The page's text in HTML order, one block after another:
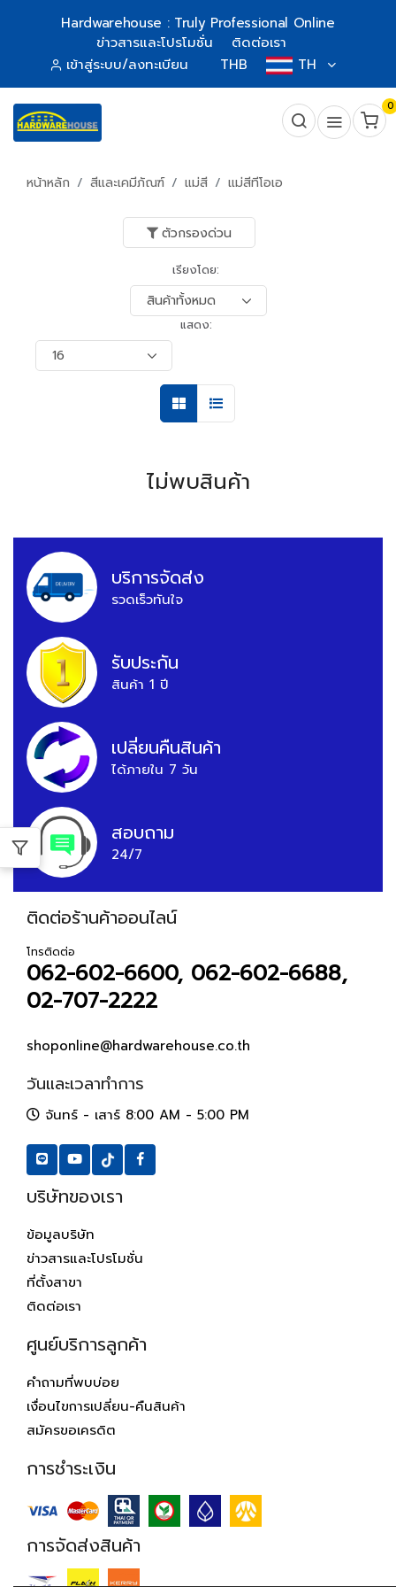
Hardwarehouse : Truly Professional Online
ข่าวสารและโปรโมชั่น
ติดต่อเรา
เข้าสู่ระบบ/ลงทะเบียน
THB TH
0
หน้าหลัก สีและเคมีภัณฑ์ แม่สี แม่สีทีโอเอ
ตัวกรองด่วน
เรียงโดย:
แสดง:
ไม่พบสินค้า
บริการจัดส่ง
รวดเร็วทันใจ
รับประกัน
สินค้า 1 ปี
เปลี่ยนคืนสินค้า
ได้ภายใน 7 วัน
สอบถาม
24/7
ติดต่อร้านค้าออนไลน์
โทรติดต่อ
062-602-6600, 062-602-6688,
02-707-2222
shoponline@hardwarehouse.co.th
วันและเวลาทำการ
จันทร์ - เสาร์ 8:00 AM - 5:00 PM
บริษัทของเรา
ข้อมูลบริษัท
ข่าวสารและโปรโมชั่น
ที่ตั้งสาขา
ติดต่อเรา
ศูนย์บริการลูกค้า
คำถามที่พบบ่อย
เงื่อนไขการเปลี่ยน-คืนสินค้า
สมัครขอเครดิต
การชำระเงิน
การจัดส่งสินค้า